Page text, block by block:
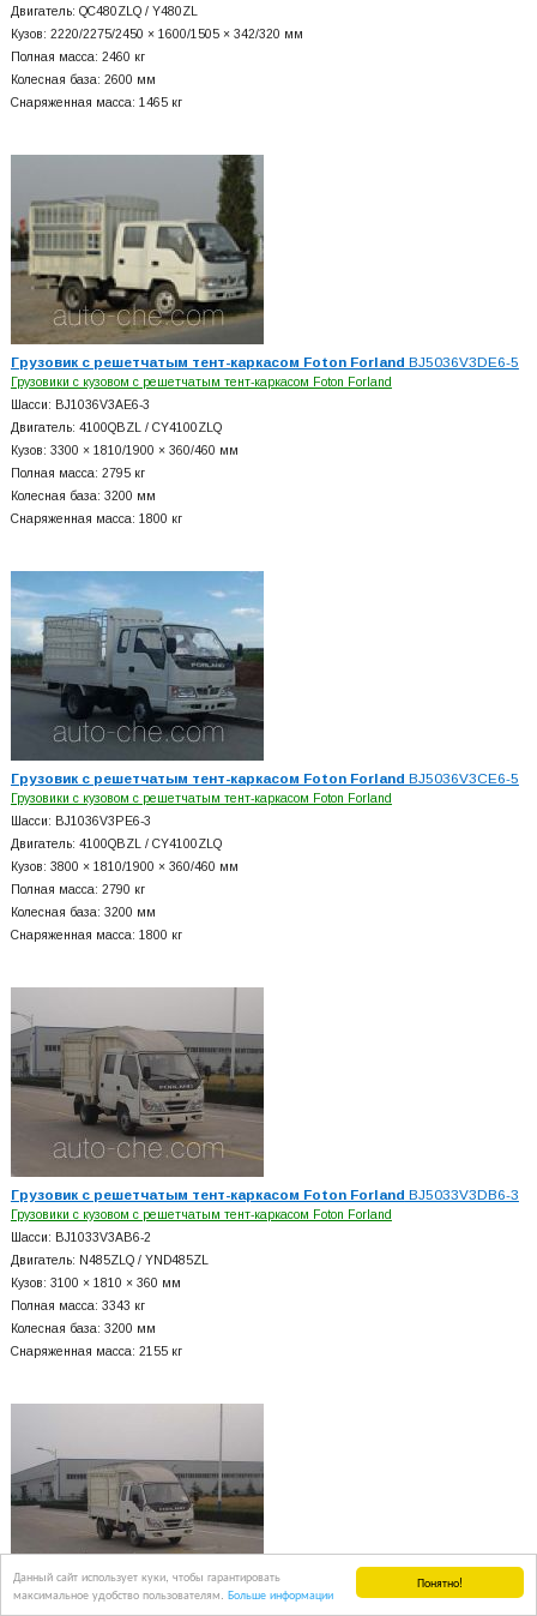
Понятно!
Данный сайт использует куки, чтобы гарантировать
максимальное удобство пользователям. Больше информации
Двигатель: QC480ZLQ / Y480ZL
Кузов: 2220/2275/2450 × 1600/1505 × 342/320 мм
Полная масса: 2460 кг
Колесная база: 2600 мм
Снаряженная масса: 1465 кг
Грузовик с решетчатым тент-каркасом Foton Forland BJ5036V3DE6-5
Грузовики с кузовом с решетчатым тент-каркасом Foton Forland
Шасси: BJ1036V3AE6-3
Двигатель: 4100QBZL / CY4100ZLQ
Кузов: 3300 × 1810/1900 × 360/460 мм
Полная масса: 2795 кг
Колесная база: 3200 мм
Снаряженная масса: 1800 кг
Грузовик с решетчатым тент-каркасом Foton Forland BJ5036V3CE6-5
Грузовики с кузовом с решетчатым тент-каркасом Foton Forland
Шасси: BJ1036V3PE6-3
Двигатель: 4100QBZL / CY4100ZLQ
Кузов: 3800 × 1810/1900 × 360/460 мм
Полная масса: 2790 кг
Колесная база: 3200 мм
Снаряженная масса: 1800 кг
Грузовик с решетчатым тент-каркасом Foton Forland BJ5033V3DB6-3
Грузовики с кузовом с решетчатым тент-каркасом Foton Forland
Шасси: BJ1033V3AB6-2
Двигатель: N485ZLQ / YND485ZL
Кузов: 3100 × 1810 × 360 мм
Полная масса: 3343 кг
Колесная база: 3200 мм
Снаряженная масса: 2155 кг